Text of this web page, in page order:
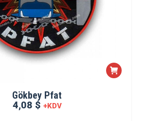
Gökbey Pfat
4,08 $ +KDV